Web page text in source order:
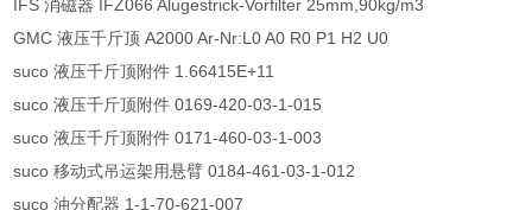
IFS 消磁器 IFZ066 Alugestrick-Vorfilter 25mm,90kg/m3
GMC 液压千斤顶 A2000 Ar-Nr:L0 A0 R0 P1 H2 U0
suco 液压千斤顶附件 1.66415E+11
suco 液压千斤顶附件 0169-420-03-1-015
suco 液压千斤顶附件 0171-460-03-1-003
suco 移动式吊运架用悬臂 0184-461-03-1-012
suco 油分配器 1-1-70-621-007